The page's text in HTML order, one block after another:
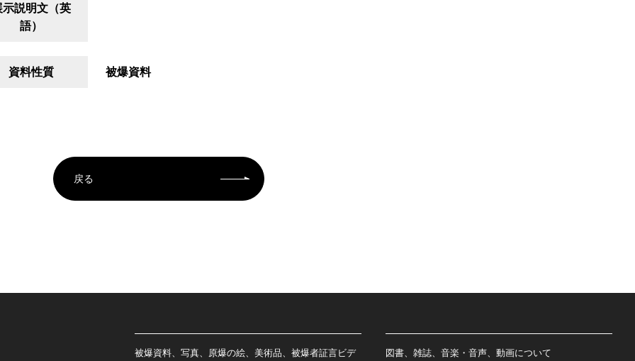
示説明文（英
語）
資料性質 被爆資料
戻る
被爆資料、写真、原爆の絵、美術品、被爆者証言ビデ 図書、雑誌、音楽・音声、動画について